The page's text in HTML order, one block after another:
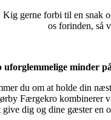
Kig gerne forbi til en snak
os forinden, så
uforglemmelige minder
du om at holde din
Færgekro kombinerer
give dig og dine gæster en